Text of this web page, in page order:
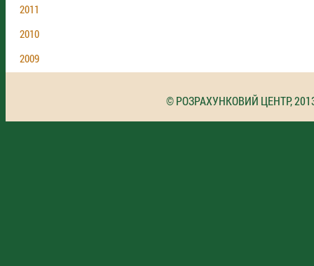
2011
2010
2009
© РОЗРАХУНКОВИЙ ЦЕНТР,